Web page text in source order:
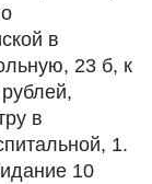
в
23 б, к
в
1.
10